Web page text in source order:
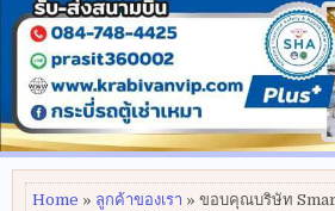
Home » ลูกค้าของเรา » ขอบคุณบริษัท